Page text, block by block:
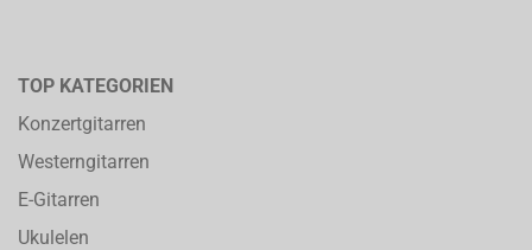
TOP KATEGORIEN
Konzertgitarren
Westerngitarren
E-Gitarren
Ukulelen